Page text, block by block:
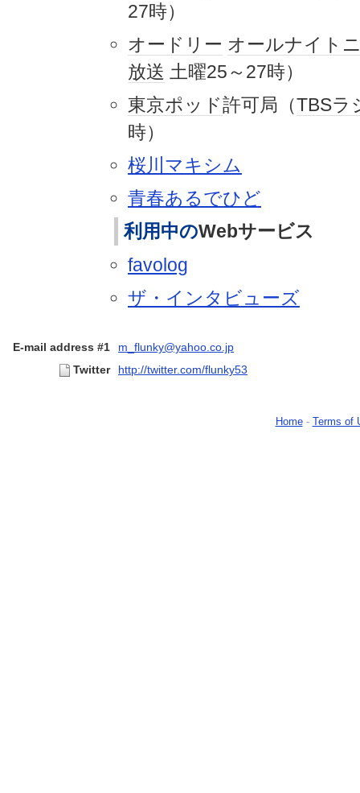
27時）
オードリー オールナイト
放送 土曜25～27時）
東京ポッド許可局（TBSラ
時）
桜川マキシム
青春あるでひど
利用中のWebサービス
favolog
ザ・インタビューズ
E-mail address #1
m_flunky@yahoo.co.jp
Twitter
http://twitter.com/flunky53
Home- Terms of